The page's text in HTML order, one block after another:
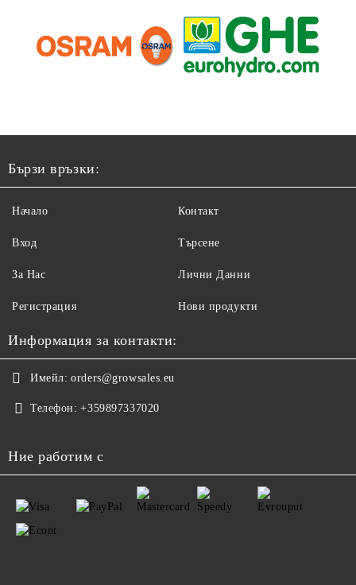
Бързи връзки:
Начало
Вход
За Нас
Регистрация
Контакт
Търсене
Лични Данни
Нови продукти
Информация за контакти:
Имейл: orders@growsales.eu
Телефон: +359897337020
Ние работим с